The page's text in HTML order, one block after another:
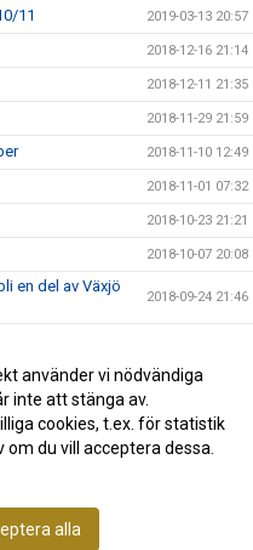
11 2019-03-13 20:57
2018-12-16 21:14
2018-12-11 21:35
2018-11-29 21:59
2018-11-10 12:49
2018-11-01 07:32
2018-10-23 21:21
2018-10-07 20:08
en del av Växjö
2018-09-24 21:46
2018-09-16 14:16
2018-08-27 20:10
använder vi nödvändiga
inte att stänga av.
cookies, t.ex. för statistik
du vill acceptera dessa.
alla